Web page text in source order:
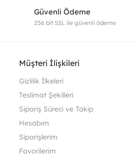
Güvenli Ödeme
256 bit SSL ile güvenli ödeme
Müşteri İlişkileri
Gizlilik İlkeleri
Teslimat Şekilleri
Sipariş Süreci ve Takip
Hesabım
Siparişlerim
Favorilerim